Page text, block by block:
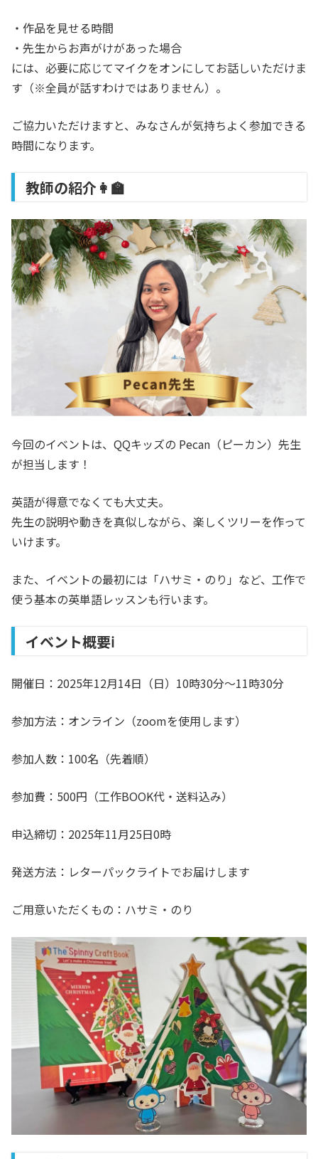
・作品を見せる時間
・先生からお声がけがあった場合
には、必要に応じてマイクをオンにしてお話しいただけま
す（※全員が話すわけではありません）。
ご協力いただけますと、みなさんが気持ちよく参加できる
時間になります。
教師の紹介👩‍🏫
今回のイベントは、QQキッズの Pecan（ピーカン）先生
が担当します！
英語が得意でなくても大丈夫。
先生の説明や動きを真似しながら、楽しくツリーを作って
いけます。
また、イベントの最初には「ハサミ・のり」など、工作で
使う基本の英単語レッスンも行います。
イベント概要ℹ️
開催日：2025年12月14日（日）10時30分〜11時30分
参加方法：オンライン（zoomを使用します）
参加人数：100名（先着順）
参加費：500円（工作BOOK代・送料込み）
申込締切：2025年11月25日0時
発送方法：レターパックライトでお届けします
ご用意いただくもの：ハサミ・のり